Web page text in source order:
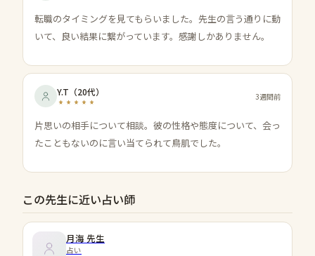
転職のタイミングを見てもらいました。先生の言う通りに動
いて、良い結果に繋がっています。感謝しかありません。
Y.T （20代） 3週間前
片思いの相手について相談。彼の性格や態度について、会っ
たこともないのに言い当てられて鳥肌でした。
この先生に近い占い師
月海 先生
占い